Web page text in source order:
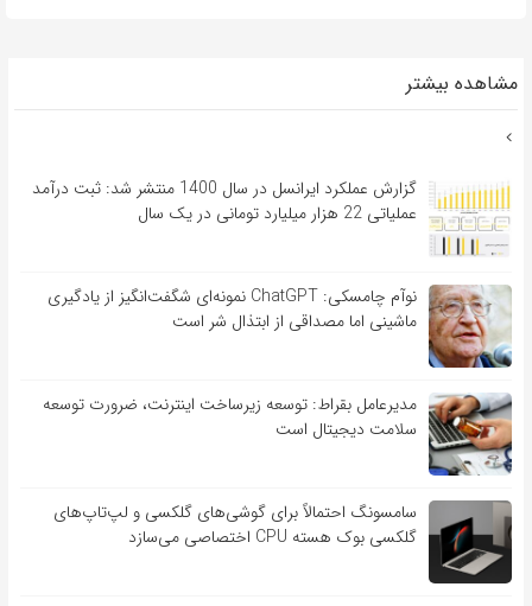
مشاهده بیشتر
گزارش عملکرد ایرانسل در سال 1400 منتشر شد: ثبت درآمد
عملیاتی 22 هزار میلیارد تومانی در یک سال
نوآم چامسکی: ChatGPT نمونه‌ای شگفت‌انگیز از یادگیری
ماشینی اما مصداقی از ابتذال شر است
مدیرعامل بقراط: توسعه زیرساخت اینترنت، ضرورت توسعه
سلامت دیجیتال است
سامسونگ احتمالاً برای گوشی‌های گلکسی و لپ‌تاپ‌های
گلکسی بوک هسته CPU اختصاصی می‌سازد